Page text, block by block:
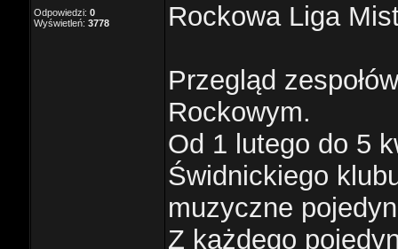
Odpowiedzi: 0
Wyświetleń: 3778 Rockowa Liga
Przegląd
Rockowym.
Od 1 lutego do 5
Świdnickiego
muzyczne
Z każdego